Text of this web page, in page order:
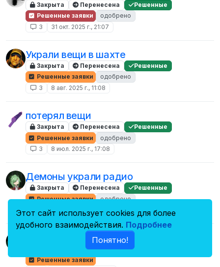
Закрыта Перенесена
Решенные
Решенные заявки
одобрено
3
31 окт. 2025 г., 21:07
Украли вещи в шахте
Закрыта Перенесена
Решенные
Решенные заявки
одобрено
3
8 авг. 2025 г., 11:08
потерял вещи
Закрыта Перенесена
Решенные
Решенные заявки
одобрено
3
8 июл. 2025 г., 17:08
Демоны украли радио
Закрыта Перенесена
Решенные
Решенные заявки
одобрено
3
7 июл. 2024 г., 08:20
Обходяра украл вещи
Перенесена
Решенные
Решенные заявки
Этот сайт использует cookies для более
удобного взаимодействия. Подробнее
Понятно!